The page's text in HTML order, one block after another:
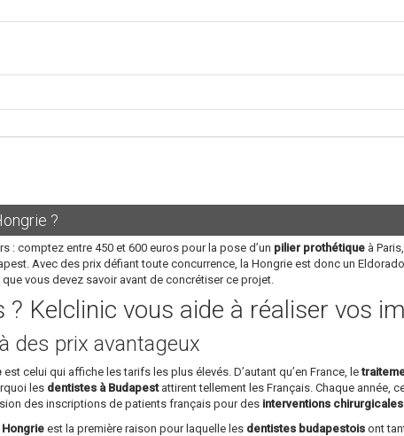
?
: comptez entre 450 et 600 euros pour la pose d’un pilier prothétique à
Avec des prix défiant toute concurrence, la Hongrie est donc un
que vous devez savoir avant de concrétiser ce projet.
? Kelclinic vous aide à réaliser vos
des prix avantageux
est celui qui affiche les tarifs les plus élevés. D’autant qu’en France, le
les dentistes à Budapestattirent tellement les Français. Chaque année,
des inscriptions de patients français pour des interventions
est la première raison pour laquelle les dentistes budapestois ont